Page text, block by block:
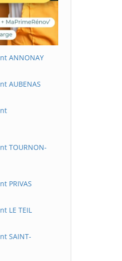
ANNONAY
AUBENAS
TOURNON-
PRIVAS
LE TEIL
SAINT-